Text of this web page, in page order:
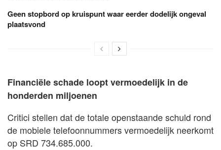
Geen stopbord op kruispunt waar eerder dodelijk ongeval
plaatsvond
Financiële schade loopt vermoedelijk in de
honderden miljoenen
Critici stellen dat de totale openstaande schuld rond
de mobiele telefoonnummers vermoedelijk neerkomt
op SRD 734.685.000.